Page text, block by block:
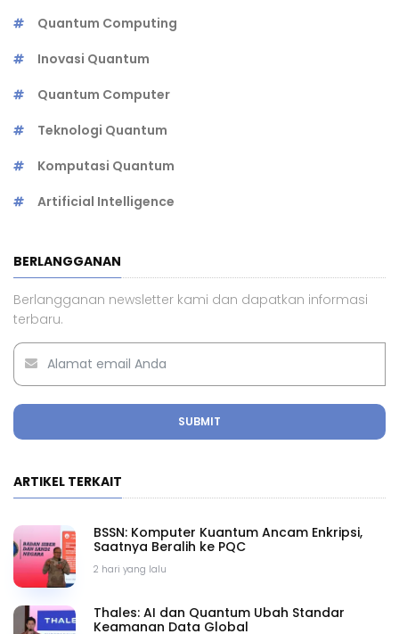
Quantum Computing
Inovasi Quantum
Quantum Computer
Teknologi Quantum
Komputasi Quantum
Artificial Intelligence
BERLANGGANAN
Berlangganan newsletter kami dan dapatkan informasi
terbaru.
SUBMIT
ARTIKEL TERKAIT
2 hari yang lalu
BSSN: Komputer Kuantum Ancam Enkripsi,
Saatnya Beralih ke PQC
Thales: AI dan Quantum Ubah Standar
Keamanan Data Global